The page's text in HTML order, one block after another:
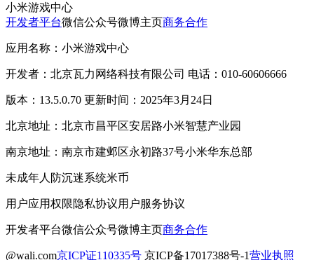
小米游戏中心
开发者平台微信公众号微博主页商务合作
应用名称：小米游戏中心
开发者：北京瓦力网络科技有限公司 电话：010-60606666
版本：13.5.0.70 更新时间：2025年3月24日
北京地址：北京市昌平区安居路小米智慧产业园
南京地址：南京市建邺区永初路37号小米华东总部
未成年人防沉迷系统米币
用户应用权限隐私协议用户服务协议
开发者平台微信公众号微博主页商务合作
@wali.com京ICP证110335号 京ICP备17017388号-1营业执照